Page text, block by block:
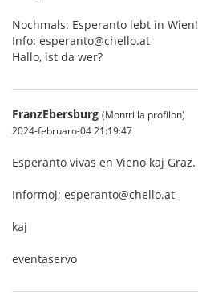
Nochmals: Esperanto lebt in Wien!
Info: esperanto@chello.at
Hallo, ist da wer?
FranzEbersburg (Montri la profilon)
2024-februaro-04 21:19:47
Esperanto vivas en Vieno kaj Graz.
Informoj; esperanto@chello.at
kaj
eventaservo